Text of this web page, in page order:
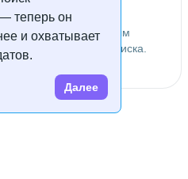
теперь он
и охватывает
Далее
не найдены
по заданным
изменить условия поиска.